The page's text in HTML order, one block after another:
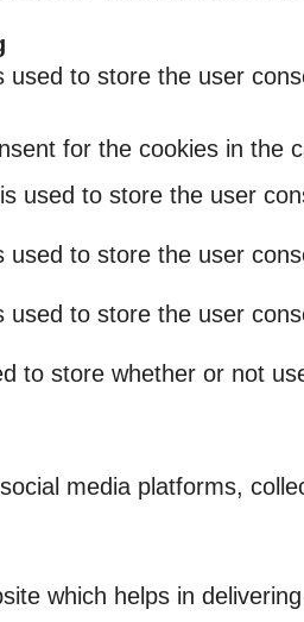
to store the user
for the cookies in the
used to store the user
to store the user
to store the user
to store whether or not
media platforms,
which helps in